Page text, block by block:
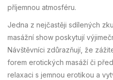
příjemnou atmosféru.
Jedna z nejčastěji sdílených
masážní show poskytují
Návštěvníci zdůrazňují, že
forem erotických masáží či
relaxaci s jemnou erotikou a